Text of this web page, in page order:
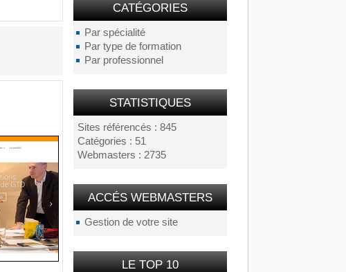
CATÉGORIES
Par spécialité
Par type de formation
Par professionnel
STATISTIQUES
Sites référencés : 845
Catégories : 51
Webmasters : 2735
ACCÉS WEBMASTERS
Gestion de votre site
LE TOP 10